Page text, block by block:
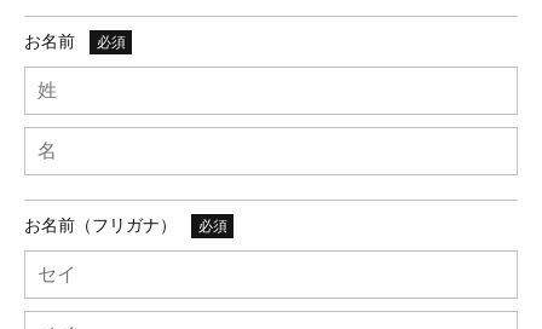
お名前 必須
お名前（フリガナ） 必須